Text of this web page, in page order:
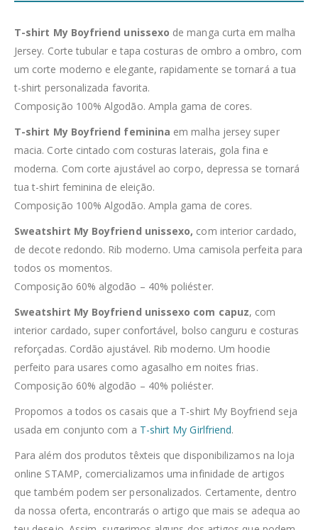
T-shirt My Boyfriend unissexo de manga curta em malha
Jersey. Corte tubular e tapa costuras de ombro a ombro, com
um corte moderno e elegante, rapidamente se tornará a tua
t-shirt personalizada favorita.
Composição 100% Algodão. Ampla gama de cores.
T-shirt My Boyfriend feminina em malha jersey super
macia. Corte cintado com costuras laterais, gola fina e
moderna. Com corte ajustável ao corpo, depressa se tornará
tua t-shirt feminina de eleição.
Composição 100% Algodão. Ampla gama de cores.
Sweatshirt My Boyfriend unissexo, com interior cardado,
de decote redondo. Rib moderno. Uma camisola perfeita para
todos os momentos.
Composição 60% algodão – 40% poliéster.
Sweatshirt My Boyfriend unissexo com capuz, com
interior cardado, super confortável, bolso canguru e costuras
reforçadas. Cordão ajustável. Rib moderno. Um hoodie
perfeito para usares como agasalho em noites frias.
Composição 60% algodão – 40% poliéster.
Propomos a todos os casais que a T-shirt My Boyfriend seja
usada em conjunto com a T-shirt My Girlfriend.
Para além dos produtos têxteis que disponibilizamos na loja
online STAMP, comercializamos uma infinidade de artigos
que também podem ser personalizados. Certamente, dentro
da nossa oferta, encontrarás o artigo que mais se adequa ao